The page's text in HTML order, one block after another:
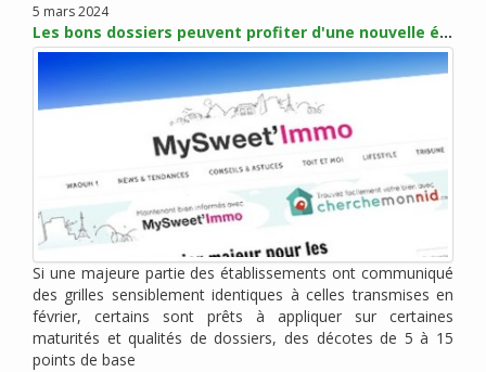
septembre 2011 (4)
août 2011 (5)
juillet 2011 (1)
juin 2011 (1)
mars 2011 (2)
février 2011 (3)
janvier 2011 (2)
décembre 2010 (1)
novembre 2010 (2)
octobre 2010 (2)
août 2010 (1)
5 mars 2024
Les bons dossiers peuvent profiter d'une nouvelle érosion des taux en mars
Si une majeure partie des établissements ont communiqué
des grilles sensiblement identiques à celles transmises en
février, certains sont prêts à appliquer sur certaines
maturités et qualités de dossiers, des décotes de 5 à 15
points de base